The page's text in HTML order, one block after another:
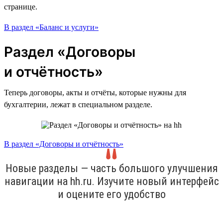
странице.
В раздел «Баланс и услуги»
Раздел «Договоры
и отчётность»
Теперь договоры, акты и отчёты, которые нужны для
бухгалтерии, лежат в специальном разделе.
В раздел «Договоры и отчётность»
Новые разделы — часть большого улучшения
навигации на hh.ru. Изучите новый интерфейс
и оцените его удобство